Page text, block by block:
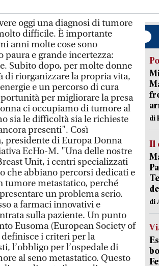
oggi una diagnosi di tumore
difficile. È importante
anni molte cose sono
paura e grande incertezza:
Subito dopo, per molte donne
di riorganizzare la propria vita,
e un percorso di cura
per migliorare la presa
ci occupiamo di tumore al
sia le difficoltà sia le richieste
presenti". Così
presidente di Europa Donna
EcHo-M. "Una delle nostre
Unit, i centri specializzati
che abbiano percorsi dedicati e
tumore metastatico, perché
un problema serio.
a farmaci innovativi e
sulla paziente. Un punto
Eusoma (European Society of
definisce i criteri per la
l’obbligo per l’ospedale di
al seno metastatico. Questo
di
Il
di